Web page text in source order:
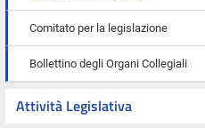
Comitato per la legislazione
Bollettino degli Organi Collegiali
Attività Legislativa